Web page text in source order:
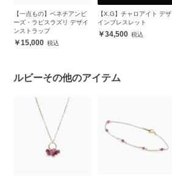
【一点もの】ベネチアンビ
ーズ・ラピスラズリ デザイ
ンストラップ
15,000
【X.G】チャロアイト デザ
インブレスレット
34,500
ルビーその他のアイテム